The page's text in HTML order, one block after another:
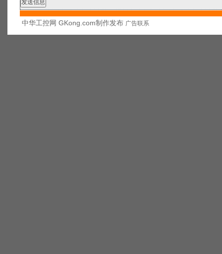
中华工控网 GKong.com制作发布 广告联系